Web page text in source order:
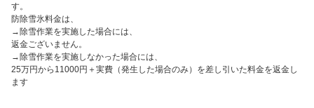
す。
防除雪氷料金は、
→除雪作業を実施した場合には、
返金ございません。
→除雪作業を実施しなかった場合には、
25万円から11000円＋実費（発生した場合のみ）を差し引いた料金を返金し
ます